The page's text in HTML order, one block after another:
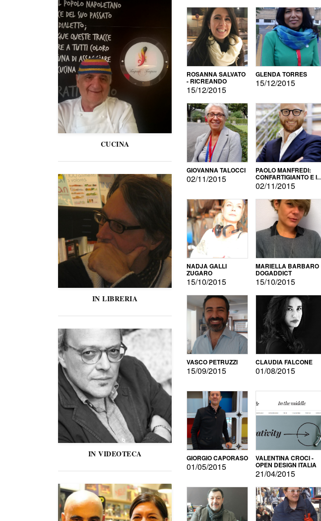
CUCINA
IN LIBRERIA
IN VIDEOTECA
ROSANNA SALVATO
- RICREANDO
15/12/2015
GLENDA TORRES
15/12/2015
GIOVANNA TALOCCI
02/11/2015
PAOLO MANFREDI:
CONFARTIGIANTO E IL
SONDAGGIO
02/11/2015
NADJA GALLI
ZUGARO
15/10/2015
MARIELLA BARBARO
DOGADDICT
15/10/2015
VASCO PETRUZZI
15/09/2015
CLAUDIA FALCONE
01/08/2015
GIORGIO CAPORASO
01/05/2015
VALENTINA CROCI -
OPEN DESIGN ITALIA
21/04/2015